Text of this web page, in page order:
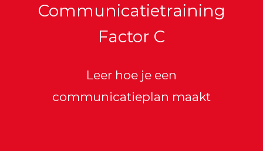
Communicatietraining
Factor C
Leer hoe je een
communicatieplan maakt